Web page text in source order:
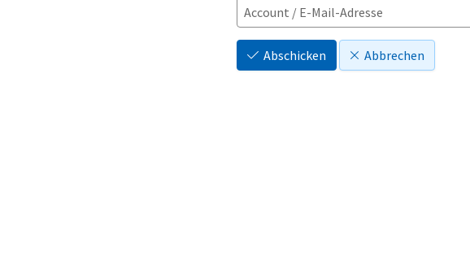
Abschicken Abbrechen